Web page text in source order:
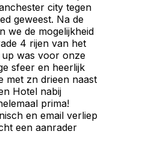
city tegen
geweest. Na de
we de mogelijkheid
4 rijen van het
up was voor onze
sfeer en heerlijk
met zn drieen naast
Hotel nabij
prima!
en email verliep
een aanrader